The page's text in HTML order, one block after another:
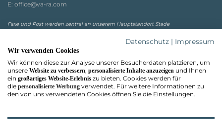
E: office@va-ra.com
Faxe und Post werden zentral an unserem Hauptstandort Stade
Datenschutz | Impressum
Wir verwenden Cookies
Wir können diese zur Analyse unserer Besucherdaten platzieren, um
unsere Website zu verbessern, personalisierte Inhalte anzuzeigen und Ihnen
ein großartiges Website-Erlebnis zu bieten. Cookies werden für
die personalisierte Werbung verwendet. Für weitere Informationen zu
den von uns verwendeten Cookies öffnen Sie die Einstellungen.